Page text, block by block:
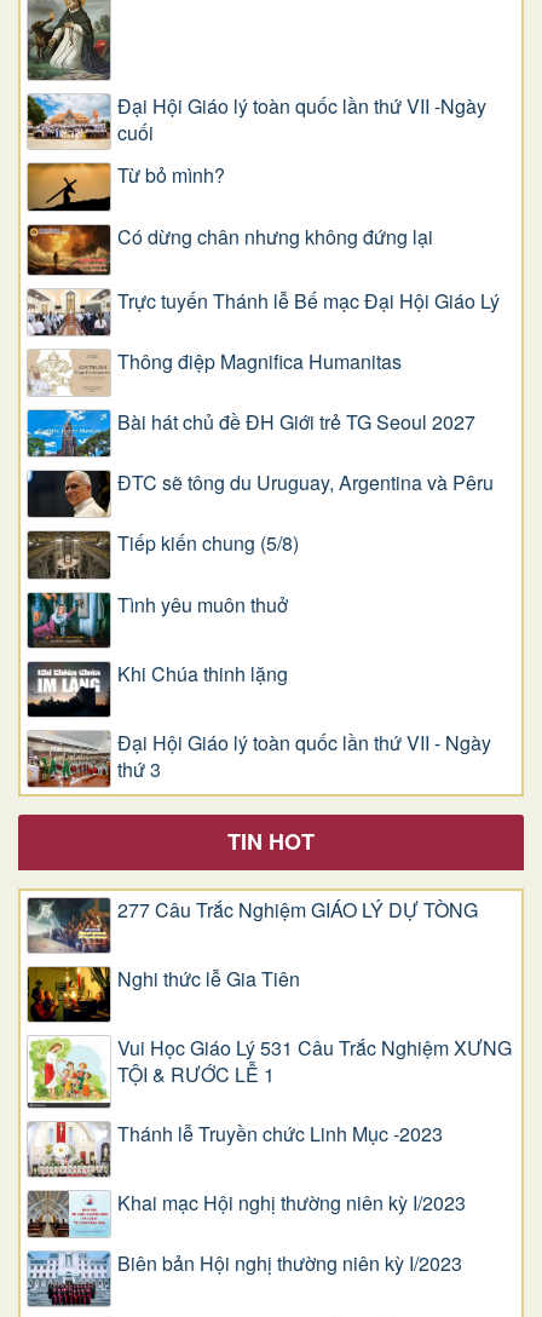
Đại Hội Giáo lý toàn quốc lần thứ VII -Ngày
cuối
Từ bỏ mình?
Có dừng chân nhưng không đứng lại
Trực tuyến Thánh lễ Bế mạc Đại Hội Giáo Lý
Thông điệp Magnifica Humanitas
Bài hát chủ đề ĐH Giới trẻ TG Seoul 2027
ĐTC sẽ tông du Uruguay, Argentina và Pêru
Tiếp kiến chung (5/8)
Tình yêu muôn thuở
Khi Chúa thinh lặng
Đại Hội Giáo lý toàn quốc lần thứ VII - Ngày
thứ 3
TIN HOT
277 Câu Trắc Nghiệm GIÁO LÝ DỰ TÒNG
Nghi thức lễ Gia Tiên
Vui Học Giáo Lý 531 Câu Trắc Nghiệm XƯNG
TỘI & RƯỚC LỄ 1
Thánh lễ Truyền chức Linh Mục -2023
Khai mạc Hội nghị thường niên kỳ I/2023
Biên bản Hội nghị thường niên kỳ I/2023